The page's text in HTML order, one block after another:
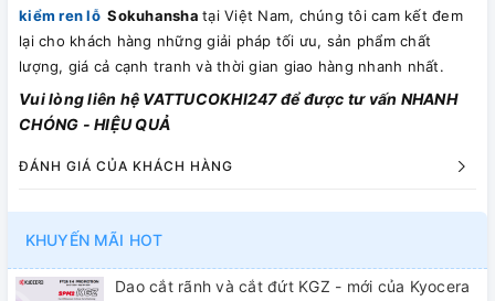
kiểm ren lỗSokuhansha tại Việt Nam, chúng tôi cam kết đem
lại cho khách hàng những giải pháp tối ưu, sản phẩm chất
lượng, giá cả cạnh tranh và thời gian giao hàng nhanh nhất.
Vui lòng liên hệ VATTUCOKHI247 để được tư vấn NHANH
CHÓNG - HIỆU QUẢ
ĐÁNH GIÁ CỦA KHÁCH HÀNG
KHUYẾN MÃI HOT
Dao cắt rãnh và cắt đứt KGZ - mới của Kyocera